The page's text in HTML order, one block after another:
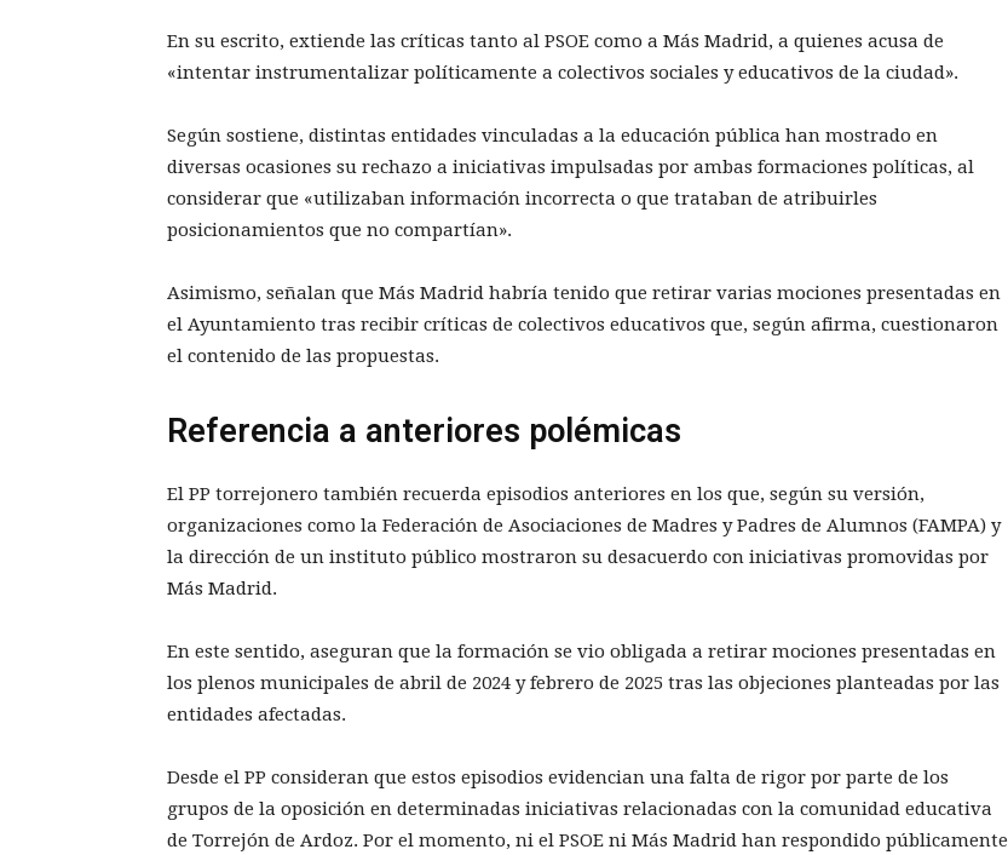
En su escrito, extiende las críticas tanto al PSOE como a Más Madrid, a quienes acusa de
«intentar instrumentalizar políticamente a colectivos sociales y educativos de la ciudad».
Según sostiene, distintas entidades vinculadas a la educación pública han mostrado en
diversas ocasiones su rechazo a iniciativas impulsadas por ambas formaciones políticas, al
considerar que «utilizaban información incorrecta o que trataban de atribuirles
posicionamientos que no compartían».
Asimismo, señalan que Más Madrid habría tenido que retirar varias mociones presentadas en
el Ayuntamiento tras recibir críticas de colectivos educativos que, según afirma, cuestionaron
el contenido de las propuestas.
Referencia a anteriores polémicas
El PP torrejonero también recuerda episodios anteriores en los que, según su versión,
organizaciones como la Federación de Asociaciones de Madres y Padres de Alumnos (FAMPA) y
la dirección de un instituto público mostraron su desacuerdo con iniciativas promovidas por
Más Madrid.
En este sentido, aseguran que la formación se vio obligada a retirar mociones presentadas en
los plenos municipales de abril de 2024 y febrero de 2025 tras las objeciones planteadas por las
entidades afectadas.
Desde el PP consideran que estos episodios evidencian una falta de rigor por parte de los
grupos de la oposición en determinadas iniciativas relacionadas con la comunidad educativa
de Torrejón de Ardoz. Por el momento, ni el PSOE ni Más Madrid han respondido públicamente